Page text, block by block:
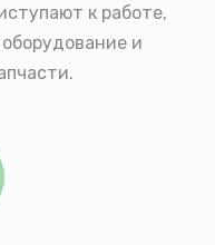
к работе,
и